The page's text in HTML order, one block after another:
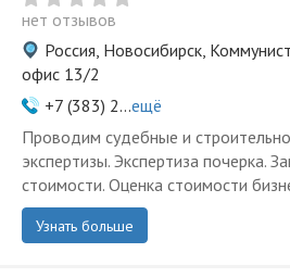
нет отзывов
Россия, Новосибирск,
офис 13/2
+7 (383) 2...ещё
Проводим судебные и
экспертизы. Экспертиза почерка.
стоимости. Оценка стоимости
Узнать больше